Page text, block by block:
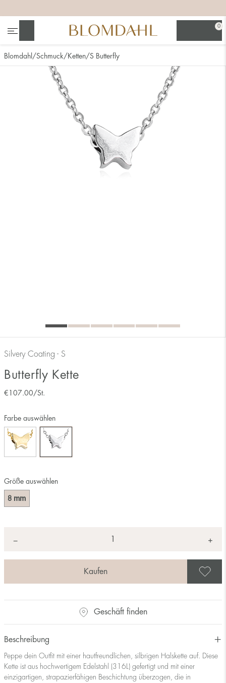
0
Alle anzeigen
Blomdahl Schmuck Ketten S Butterfly
Silvery Coating - S
Butterfly Kette
€ 107.00/St.
Größe auswählen
8 mm
Farbe auswählen
− +
Geschäft finden
Beschreibung
Peppe dein Outfit mit einer hautfreundlichen, silbrigen Halskette auf. Diese
Kette ist aus hochwertigem Edelstahl (316L) gefertigt und mit einer
einzigartigen, strapazierfähigen Beschichtung überzogen, die in